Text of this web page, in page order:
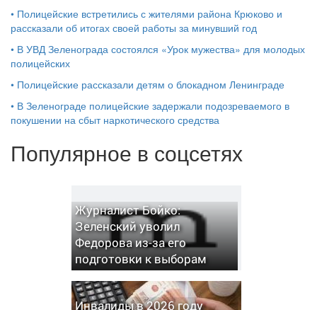
• Полицейские встретились с жителями района Крюково и
рассказали об итогах своей работы за минувший год
• В УВД Зеленограда состоялся «Урок мужества» для молодых
полицейских
• Полицейские рассказали детям о блокадном Ленинграде
• В Зеленограде полицейские задержали подозреваемого в
покушении на сбыт наркотического средства
Популярное в соцсетях
Журналист Бойко:
Зеленский уволил
Федорова из-за его
подготовки к выборам
Инвалиды в 2026 году